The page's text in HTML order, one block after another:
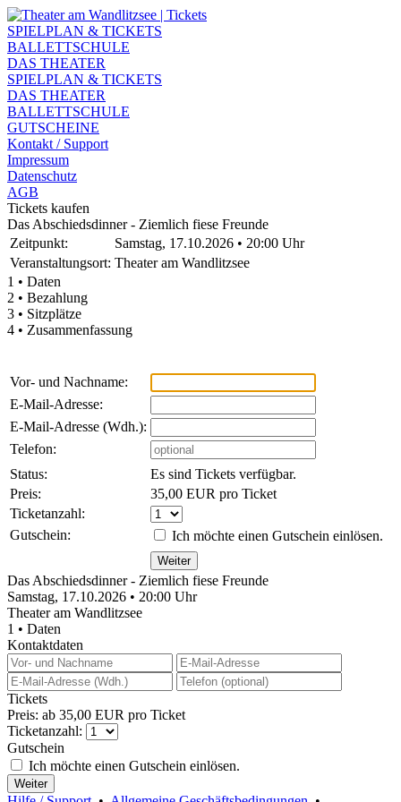
SPIELPLAN & TICKETS
BALLETTSCHULE
DAS THEATER
SPIELPLAN & TICKETS
DAS THEATER
BALLETTSCHULE
GUTSCHEINE
Kontakt / Support
Impressum
Datenschutz
AGB
Tickets kaufen
Das Abschiedsdinner - Ziemlich fiese Freunde
Zeitpunkt:
Samstag, 17.10.2026 • 20:00 Uhr
Veranstaltungsort: Theater am Wandlitzsee
1 • Daten
2 • Bezahlung
3 • Sitzplätze
4 • Zusammenfassung
Vor- und Nachname:
E-Mail-Adresse:
E-Mail-Adresse (Wdh.):
Telefon:
Status:
Es sind Tickets verfügbar.
Preis:
35,00 EUR pro Ticket
Ticketanzahl:
Gutschein:
Ich möchte einen Gutschein einlösen.
Das Abschiedsdinner - Ziemlich fiese Freunde
Samstag, 17.10.2026 • 20:00 Uhr
Theater am Wandlitzsee
1 • Daten
Kontaktdaten
Tickets
Preis: ab 35,00 EUR pro Ticket
Ticketanzahl:
Gutschein
Ich möchte einen Gutschein einlösen.